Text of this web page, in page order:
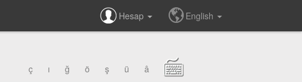
Hesap English
ç ı ğ ö ş ü â